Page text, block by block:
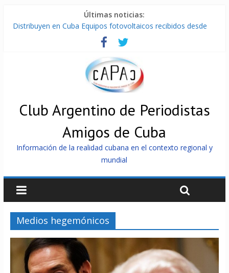
Últimas noticias:
Distribuyen en Cuba Equipos fotovoltaicos recibidos desde
La ONU condena medidas de EE.UU contra Cuba
Cuba alerta sobre doctrina militar de dominación de EEUU
Nuevas sanciones de EEUU contra Cuba apuntan a la
cooperación militar con Rusia y China
Brutal represión contra los que marchan para que no se
venda la patria
Club Argentino de Periodistas
Amigos de Cuba
Información de la realidad cubana en el contexto regional y
mundial
Medios hegemónicos